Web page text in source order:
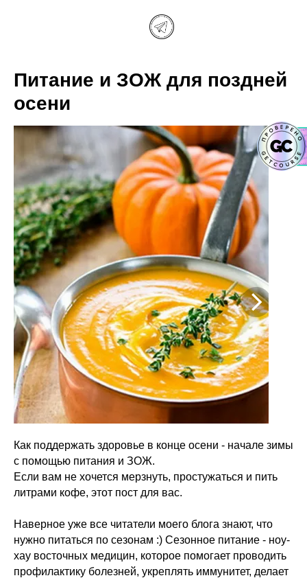
Питание и ЗОЖ для поздней
осени
Как поддержать здоровье в конце осени - начале зимы
с помощью питания и ЗОЖ.
Если вам не хочется мерзнуть, простужаться и пить
литрами кофе, этот пост для вас.
Наверное уже все читатели моего блога знают, что
нужно питаться по сезонам :) Сезонное питание - ноу-
хау восточных медицин, которое помогает проводить
профилактику болезней, укреплять иммунитет, делает